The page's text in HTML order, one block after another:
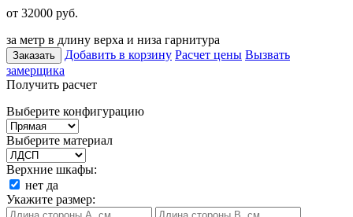
от 32000 руб.
за метр в длину верха и низа гарнитура
Заказать Добавить в корзину Расчет цены Вызвать
замерщика
Получить расчет
Выберите конфигурацию
Выберите материал
Верхние шкафы:
нет да
Укажите размер: